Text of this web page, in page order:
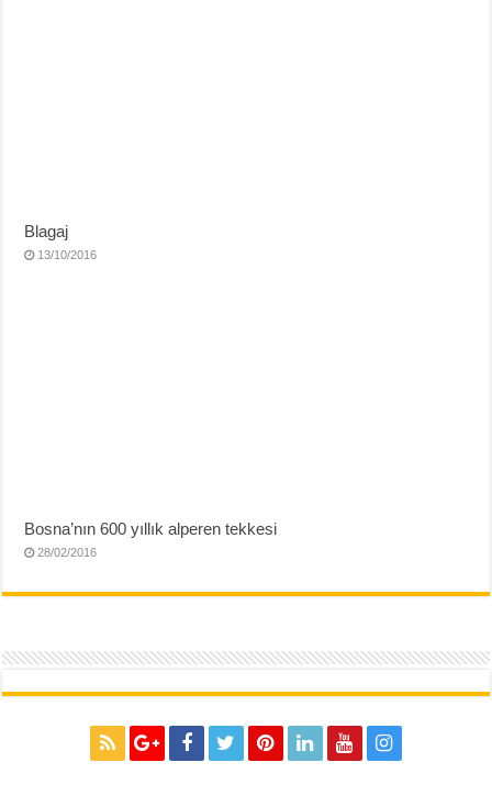
Blagaj
13/10/2016
Bosna’nın 600 yıllık alperen tekkesi
28/02/2016